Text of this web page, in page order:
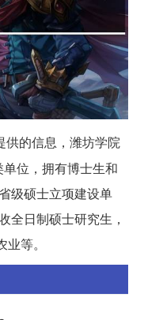
供的信息，潍坊学院
位，拥有博士生和
级硕士立项建设单
全日制硕士研究生，
等。